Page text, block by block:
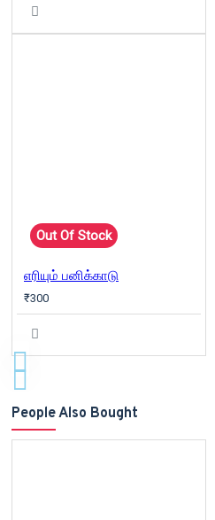
Out Of Stock
எரியும் பனிக்காடு
₹300
People Also Bought